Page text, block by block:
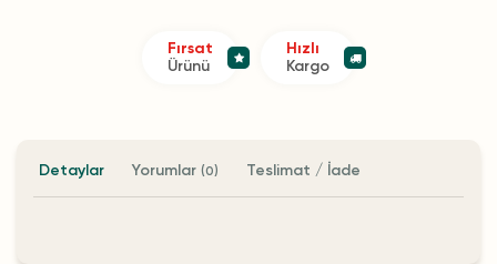
Fırsat
Ürünü
Hızlı
Kargo
Detaylar Yorumlar (0) Teslimat / İade